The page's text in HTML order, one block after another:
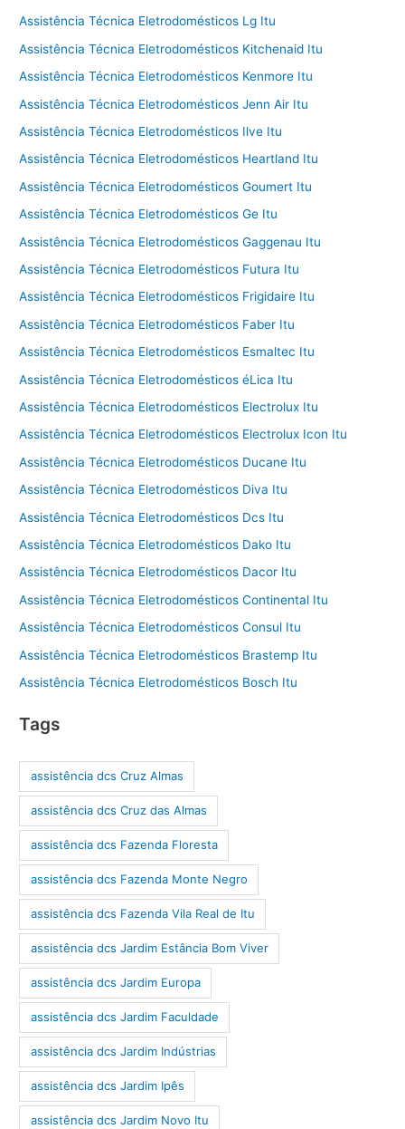
Assistência Técnica Eletrodomésticos Lg Itu
Assistência Técnica Eletrodomésticos Kitchenaid Itu
Assistência Técnica Eletrodomésticos Kenmore Itu
Assistência Técnica Eletrodomésticos Jenn Air Itu
Assistência Técnica Eletrodomésticos Ilve Itu
Assistência Técnica Eletrodomésticos Heartland Itu
Assistência Técnica Eletrodomésticos Goumert Itu
Assistência Técnica Eletrodomésticos Ge Itu
Assistência Técnica Eletrodomésticos Gaggenau Itu
Assistência Técnica Eletrodomésticos Futura Itu
Assistência Técnica Eletrodomésticos Frigidaire Itu
Assistência Técnica Eletrodomésticos Faber Itu
Assistência Técnica Eletrodomésticos Esmaltec Itu
Assistência Técnica Eletrodomésticos éLica Itu
Assistência Técnica Eletrodomésticos Electrolux Itu
Assistência Técnica Eletrodomésticos Electrolux Icon Itu
Assistência Técnica Eletrodomésticos Ducane Itu
Assistência Técnica Eletrodomésticos Diva Itu
Assistência Técnica Eletrodomésticos Dcs Itu
Assistência Técnica Eletrodomésticos Dako Itu
Assistência Técnica Eletrodomésticos Dacor Itu
Assistência Técnica Eletrodomésticos Continental Itu
Assistência Técnica Eletrodomésticos Consul Itu
Assistência Técnica Eletrodomésticos Brastemp Itu
Assistência Técnica Eletrodomésticos Bosch Itu
Tags
assistência dcs Cruz Almas
assistência dcs Cruz das Almas
assistência dcs Fazenda Floresta
assistência dcs Fazenda Monte Negro
assistência dcs Fazenda Vila Real de Itu
assistência dcs Jardim Estância Bom Viver
assistência dcs Jardim Europa
assistência dcs Jardim Faculdade
assistência dcs Jardim Indústrias
assistência dcs Jardim Ipês
assistência dcs Jardim Novo Itu